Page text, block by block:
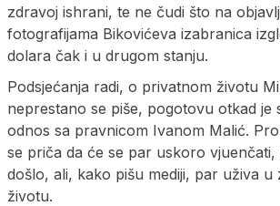
zdravoj ishrani, te ne čudi što na
fotografijama Bikovićeva izabranica
dolara čak i u drugom stanju.
Podsjećanja radi, o privatnom životu
neprestano se piše, pogotovu otkad je
odnos sa pravnicom Ivanom Malić.
se priča da će se par uskoro vjuenčati,
došlo, ali, kako pišu mediji, par uživa u
životu.